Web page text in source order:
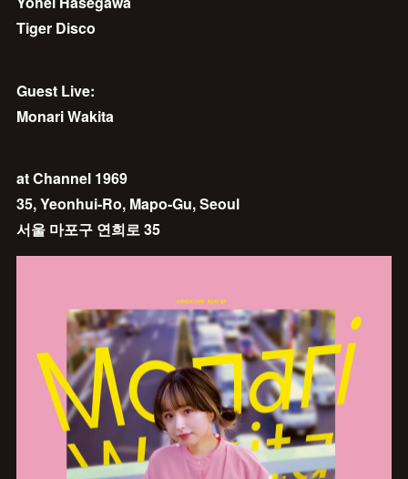
Tiger Disco
Guest Live:
Monari Wakita
at Channel 1969
35, Yeonhui-Ro, Mapo-Gu, Seoul
서울 마포구 연희로 35